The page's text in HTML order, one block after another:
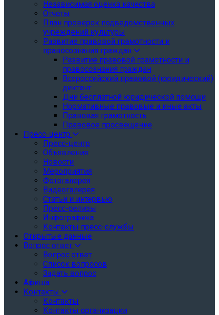
Независимая оценка качества
Отчеты
План проверок подведомственных
учреждений культуры
Развитие правовой грамотности и
правосознания граждан
Развитие правовой грамотности и
правосознания граждан
Всероссийский правовой (юридический)
диктант
Дни бесплатной юридической помощи
Нормативные правовые и иные акты
Правовая грамотность
Правовое просвещение
Пресс-центр
Пресс-центр
Объявления
Новости
Мероприятия
Фотогалерея
Видеогалерея
Статьи и интервью
Пресс-релизы
Инфографика
Контакты пресс-службы
Открытые данные
Вопрос ответ
Вопрос ответ
Список вопросов
Задать вопрос
Афиша
Контакты
Контакты
Контакты организации